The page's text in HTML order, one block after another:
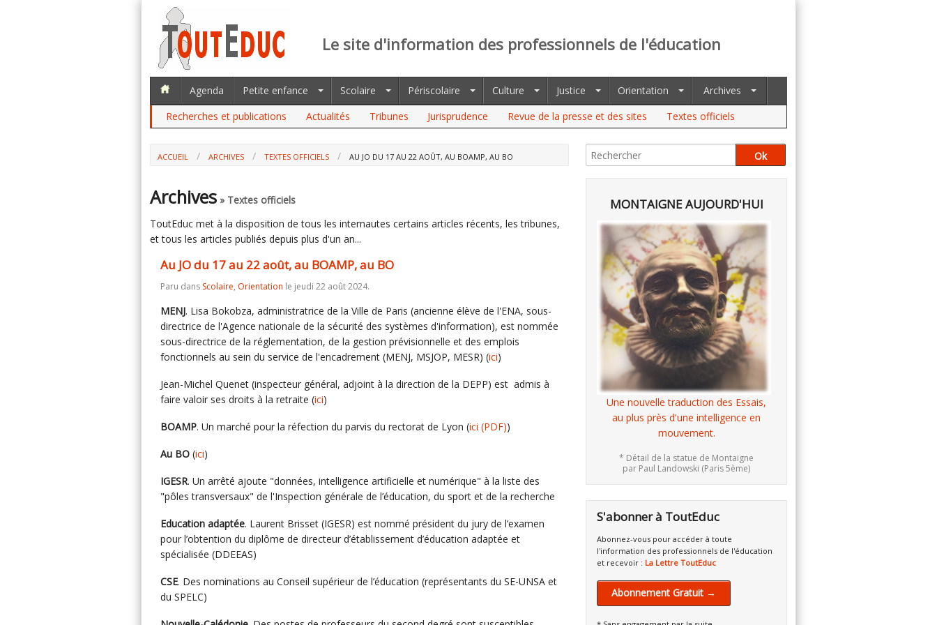
Le site d'information des professionnels de l'éducation
Agenda Petite enfance Scolaire Périscolaire Culture Justice Orientation
Archives
Recherches et publications
Actualités Tribunes Jurisprudence Revue de la presse et des sites Textes officiels
ACCUEIL ARCHIVES TEXTES OFFICIELS AU JO DU 17 AU 22 AOÛT, AU BOAMP, AU BO
Archives » Textes officiels
ToutEduc met à la disposition de tous les internautes certains articles récents, les tribunes,
et tous les articles publiés depuis plus d'un an...
Au JO du 17 au 22 août, au BOAMP, au BO
Paru dans Scolaire, Orientation le jeudi 22 août 2024.
MENJ. Lisa Bokobza, administratrice de la Ville de Paris (ancienne élève de l'ENA, sous-
directrice de l'Agence nationale de la sécurité des systèmes d'information), est nommée
sous-directrice de la réglementation, de la gestion prévisionnelle et des emplois
fonctionnels au sein du service de l'encadrement (MENJ, MSJOP, MESR) (ici)
Jean-Michel Quenet (inspecteur général, adjoint à la direction de la DEPP) est admis à
faire valoir ses droits à la retraite (ici)
BOAMP. Un marché pour la réfection du parvis du rectorat de Lyon (ici (PDF))
Au BO (ici)
IGESR. Un arrêté ajoute "données, intelligence artificielle et numérique" à la liste des
"pôles transversaux" de l'Inspection générale de l’éducation, du sport et de la recherche
Education adaptée. Laurent Brisset (IGESR) est nommé président du jury de l’examen
pour l’obtention du diplôme de directeur d’établissement d’éducation adaptée et
spécialisée (DDEEAS)
CSE. Des nominations au Conseil supérieur de l’éducation (représentants du SE-UNSA et
du SPELC)
MONTAIGNE AUJOURD'HUI
Une nouvelle traduction des Essais,
au plus près d'une intelligence en
mouvement.
* Détail de la statue de Montaigne
par Paul Landowski (Paris 5ème)
S'abonner à ToutEduc
Abonnez-vous pour accéder à toute
l'information des professionnels de l'éducation
et recevoir : La Lettre ToutEduc
Abonnement Gratuit →